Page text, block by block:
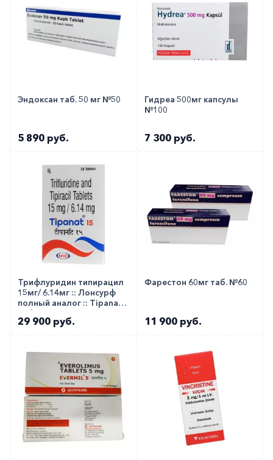
Эндоксан таб. 50 мг №50
5 890 руб.
Гидреа 500мг капсулы
№100
7 300 руб.
Трифлуридин типирацил
15мг/ 6.14мг :: Лонсурф
полный аналог :: Tipanat
таб. №20
29 900 руб.
Фарестон 60мг таб. №60
11 900 руб.